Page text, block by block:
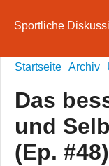
Sportliche
Startseite Archiv
Das
und
(Ep. #48)